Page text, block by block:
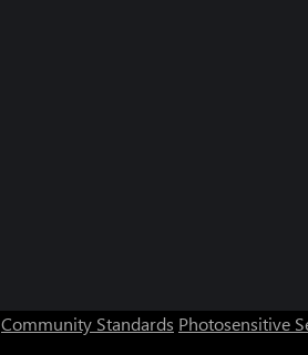
Community Standards Photosensitive